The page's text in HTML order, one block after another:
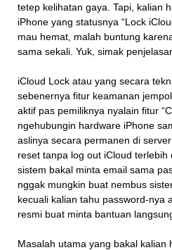
tetep kelihatan gaya. Tapi, kalian
iPhone yang statusnya “Lock
mau hemat, malah buntung
sama sekali. Yuk, simak
iCloud Lock atau yang secara
sebenernya fitur keamanan
aktif pas pemiliknya nyalain fitur
ngehubungin hardware iPhone
aslinya secara permanen di
reset tanpa log out iCloud terlebih
sistem bakal minta email sama
nggak mungkin buat nembus
kecuali kalian tahu password-nya
resmi buat minta bantuan
Masalah utama yang bakal kalian